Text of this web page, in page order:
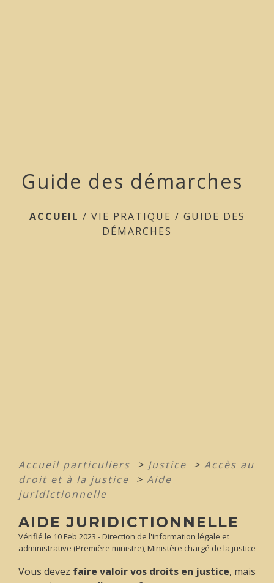
Guide des démarches
ACCUEIL / VIE PRATIQUE / GUIDE DES
DÉMARCHES
Accueil particuliers > Justice > Accès au
droit et à la justice
> Aide
juridictionnelle
AIDE JURIDICTIONNELLE
Vérifié le 10 Feb 2023 - Direction de l'information légale et
administrative (Première ministre), Ministère chargé de la justice
Vous devez faire valoir vos droits en justice, mais